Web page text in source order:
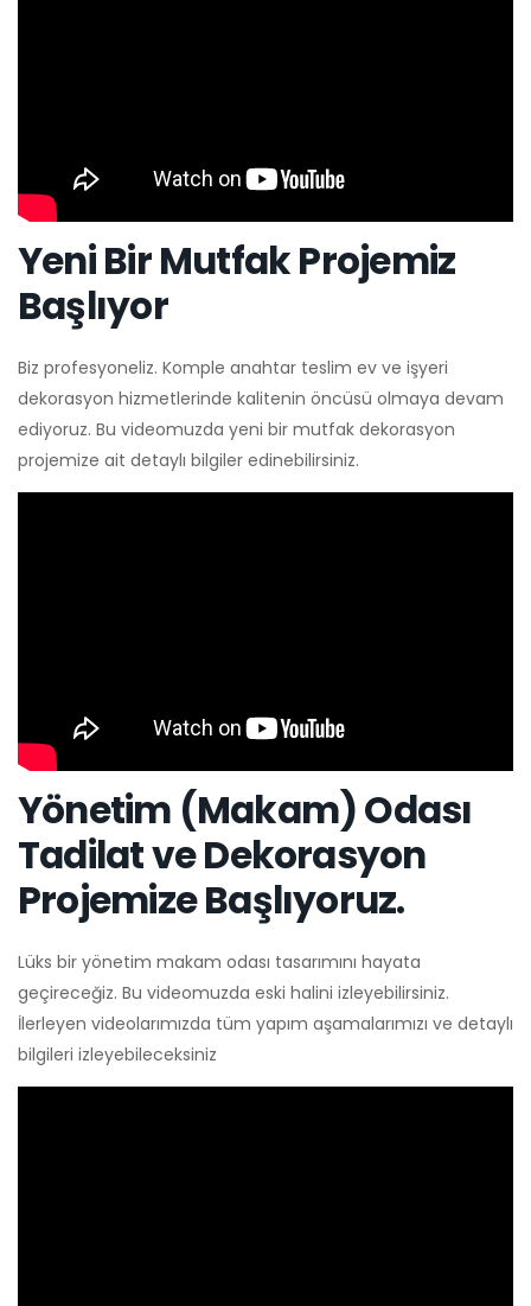
Yeni Bir Mutfak Projemiz
Başlıyor
Biz profesyoneliz. Komple anahtar teslim ev ve işyeri
dekorasyon hizmetlerinde kalitenin öncüsü olmaya devam
ediyoruz. Bu videomuzda yeni bir mutfak dekorasyon
projemize ait detaylı bilgiler edinebilirsiniz.
Yönetim (Makam) Odası
Tadilat ve Dekorasyon
Projemize Başlıyoruz.
Lüks bir yönetim makam odası tasarımını hayata
geçireceğiz. Bu videomuzda eski halini izleyebilirsiniz.
İlerleyen videolarımızda tüm yapım aşamalarımızı ve detaylı
bilgileri izleyebileceksiniz